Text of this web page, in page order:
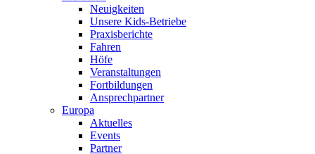
Neuigkeiten
Unsere Kids-Betriebe
Praxisberichte
Fahren
Höfe
Veranstaltungen
Fortbildungen
Ansprechpartner
Europa
Aktuelles
Events
Partner